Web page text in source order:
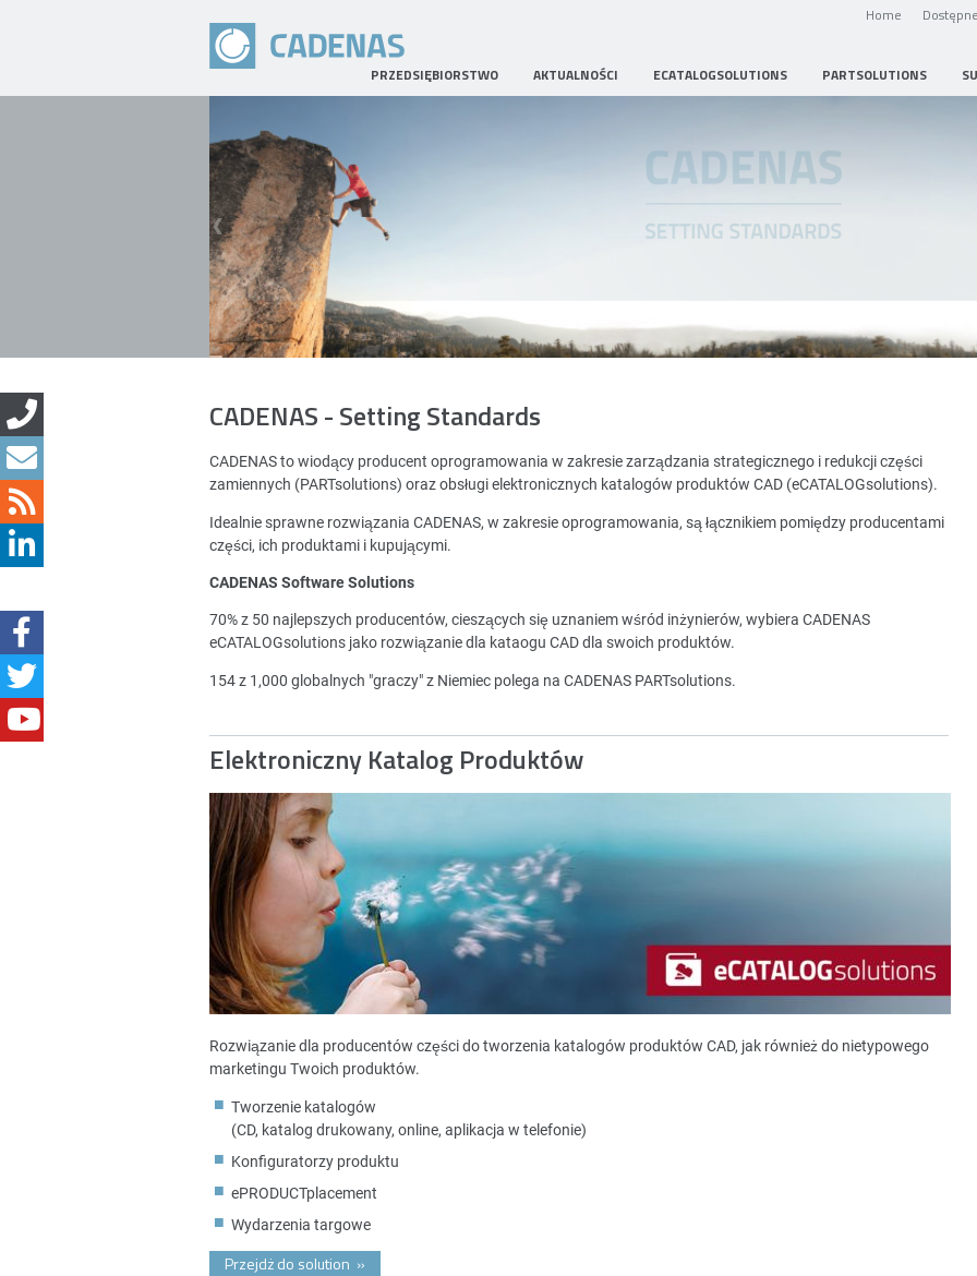
Home
PRZEDSIĘBIORSTWO AKTUALNOŚCI ECATALOGSOLUTIONS PARTSOLUTIONS
CADENAS - Setting Standards
CADENAS to wiodący producent oprogramowania w zakresie zarządzania strategicznego i redukcji części
zamiennych (PARTsolutions) oraz obsługi elektronicznych katalogów produktów CAD (eCATALOGsolutions).
Idealnie sprawne rozwiązania CADENAS, w zakresie oprogramowania, są łącznikiem pomiędzy producentami
części, ich produktami i kupującymi.
CADENAS Software Solutions
70% z 50 najlepszych producentów, cieszących się uznaniem wśród inżynierów, wybiera CADENAS
eCATALOGsolutions jako rozwiązanie dla kataogu CAD dla swoich produktów.
154 z 1,000 globalnych "graczy" z Niemiec polega na CADENAS PARTsolutions.
Elektroniczny Katalog Produktów
Rozwiązanie dla producentów części do tworzenia katalogów produktów CAD, jak również do nietypowego
marketingu Twoich produktów.
Tworzenie katalogów
(CD, katalog drukowany, online, aplikacja w telefonie)
Konfiguratorzy produktu
ePRODUCTplacement
Wydarzenia targowe
Przejdż do solution »